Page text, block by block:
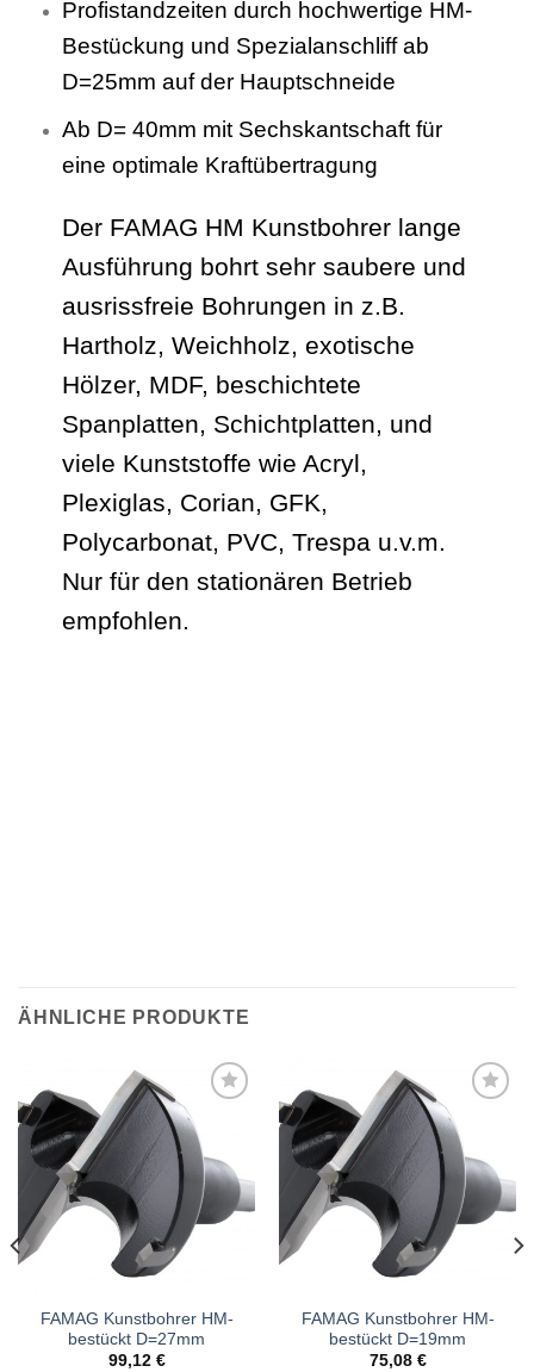
Profistandzeiten durch hochwertige HM-
Bestückung und Spezialanschliff ab
D=25mm auf der Hauptschneide
Ab D= 40mm mit Sechskantschaft für
eine optimale Kraftübertragung
Der FAMAG HM Kunstbohrer lange
Ausführung bohrt sehr saubere und
ausrissfreie Bohrungen in z.B.
Hartholz, Weichholz, exotische
Hölzer, MDF, beschichtete
Spanplatten, Schichtplatten, und
viele Kunststoffe wie Acryl,
Plexiglas, Corian, GFK,
Polycarbonat, PVC, Trespa u.v.m.
Nur für den stationären Betrieb
empfohlen.
ÄHNLICHE PRODUKTE
Meine
Sägen
hinzufügen
FAMAG Kunstbohrer HM-
bestückt D=27mm
99,12 €
Meine
Sägen
hinzufügen
FAMAG Kunstbohrer HM-
bestückt D=19mm
75,08 €